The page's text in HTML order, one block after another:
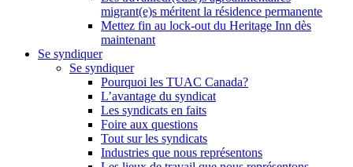
migrant(e)s méritent la résidence permanente
Mettez fin au lock-out du Heritage Inn dès
maintenant
Se syndiquer
Se syndiquer
Pourquoi les TUAC Canada?
L’avantage du syndicat
Les syndicats en faits
Foire aux questions
Tout sur les syndicats
Industries que nous représentons